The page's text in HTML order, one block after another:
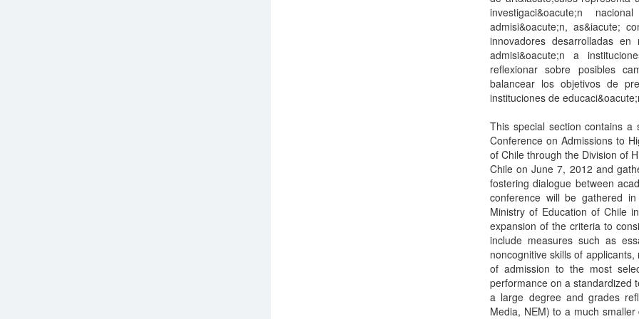
This special section contains a selection of the articles presented at the International Conference on Admissions to Higher Education organized by the Ministry of Education of Chile through the Division of Higher Education. The conference was held in Santiago, Chile on June 7, 2012 and gathered national and international experts with the aim of fostering dialogue between academics and decision makers. Articles presented at the conference will be gathered in a book, which will be edited and published by the Ministry of Education of Chile in December 2012.The potential benefits of a possible expansion of the criteria to consider in the admissions process for higher education to include measures such as essay-type tests, high school ranking and indicators of noncognitive skills of applicants, make these worthy of attention. At present the process of admission to the most selective higher education institutions in Chile considers performance on a standardized test (Prueba de Selecci&oacute;n Universitaria, PSU) to a large degree and grades reflecting school education (Notas de Ense&ntilde;anza Media, NEM) to a much smaller degree. While the use of standardized tests is justified by the need to compare the performance of applicants using similar criteria and conditions, it may be more difficult to justify that results in these tests determine almost80% of the admission decision. In countries like the United States, Great Britain and Sweden, performance on standardized tests is usually considered just one of the antecedents of the applicant, and while it is an important antecedent, other academic and personal records are considered as well. The need to evaluate other dimensions of the applicant&rsquo;s profile in the admission decision is more evident in light of the gaps observed in all types of educational measurements between students of different socioeconomic levels.Having a common, centralized and standardized admissions system for more than 30 universities provides benefits that are important to underline: taking advantage of economies of scale, development, implementation and correction of common tools generates savings compared with a situation where potentially every educational program or institution applies their own instruments. The application process for institutions and programs is also easier to navigate for students and their families, which is an especially important factor for first-generation university students. However, it is important to acknowledge that higher education institutions may have different missions that motivate their actions, and they can, therefore, legitimately seek students with certain profiles. This motivation to find a better fit between institutional missions and student profiles justifies the need to have a space for admissions based on specific criteria for each institution.Furthermore, the criteria used for admission to higher education play a dual role. They express institutional agreement regarding the minimum criteria necessary for a student to successfully complete tertiary studies. They also provide powerful signals to the primary and secondary school system regarding the attributes and skills that are valued by higher education institutions. It is those attributes that will be reinforced with greater emphasis during the final years of secondary education, modifying the curriculum and time allocation of students both inside and outside the classroom. A greater variety of admission criteria and greater consistency between these and secondary education objectives would facilitate the transition of